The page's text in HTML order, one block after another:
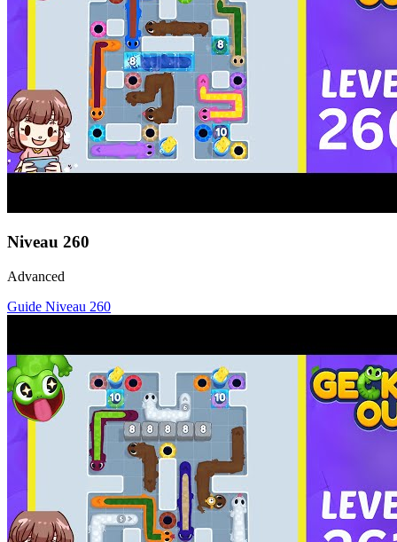
Niveau 260
Advanced
Guide Niveau 260